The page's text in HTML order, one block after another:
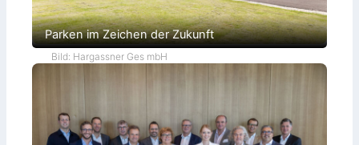
Parken im Zeichen der Zukunft
Bild: Hargassner Ges mbH